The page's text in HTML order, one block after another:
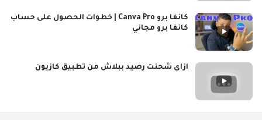
كانفا برو Canva Pro | خطوات الحصول على حساب
كانفا برو مجاني
ازاى شحنت رصيد ببلاش من تطبيق كازيون